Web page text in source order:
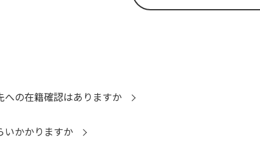
への在籍確認はありますか
いかかりますか